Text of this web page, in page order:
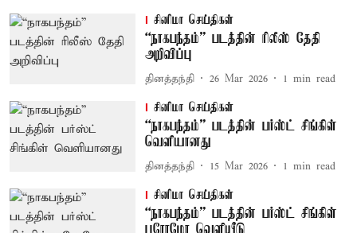
சினிமா செய்திகள்
“நாகபந்தம்” படத்தின் ரிலீஸ் தேதி
அறிவிப்பு
தினத்தந்தி 26 Mar 2026 1 min read
சினிமா செய்திகள்
“நாகபந்தம்” படத்தின் பர்ஸ்ட் சிங்கிள்
வெளியானது
தினத்தந்தி 15 Mar 2026 1 min read
சினிமா செய்திகள்
“நாகபந்தம்” படத்தின் பர்ஸ்ட் சிங்கிள்
புரோமோ வெளியீடு